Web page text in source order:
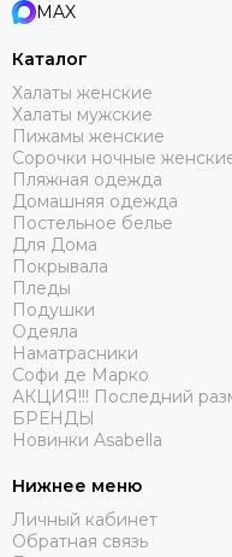
MAX
Каталог
Халаты женские
Халаты мужские
Пижамы женские
Сорочки ночные
Пляжная одежда
Домашняя одежда
Постельное белье
Для Дома
Покрывала
Пледы
Подушки
Одеяла
Наматрасники
Софи де Марко
АКЦИЯ!!! Последний
БРЕНДЫ
Новинки Asabella
Нижнее меню
Личный кабинет
Обратная связь